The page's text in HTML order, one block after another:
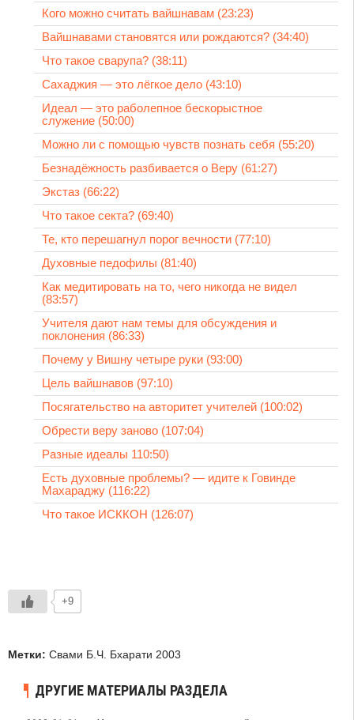
Кого можно считать вайшнавам (23:23)
Вайшнавами становятся или рождаются? (34:40)
Что такое сварупа? (38:11)
Сахаджия — это лёгкое дело (43:10)
Идеал — это раболепное бескорыстное
служение (50:00)
Можно ли с помощью чувств познать себя (55:20)
Безнадёжность разбивается о Веру (61:27)
Экстаз (66:22)
Что такое секта? (69:40)
Те, кто перешагнул порог вечности (77:10)
Духовные педофилы (81:40)
Как медитировать на то, чего никогда не видел
(83:57)
Учителя дают нам темы для обсуждения и
поклонения (86:33)
Почему у Вишну четыре руки (93:00)
Цель вайшнавов (97:10)
Посягательство на авторитет учителей (100:02)
Обрести веру заново (107:04)
Разные идеалы 110:50)
Есть духовные проблемы? — идите к Говинде
Махараджу (116:22)
Что такое ИСККОН (126:07)
+9
Метки: Свами Б.Ч. Бхарати 2003
ДРУГИЕ МАТЕРИАЛЫ РАЗДЕЛА